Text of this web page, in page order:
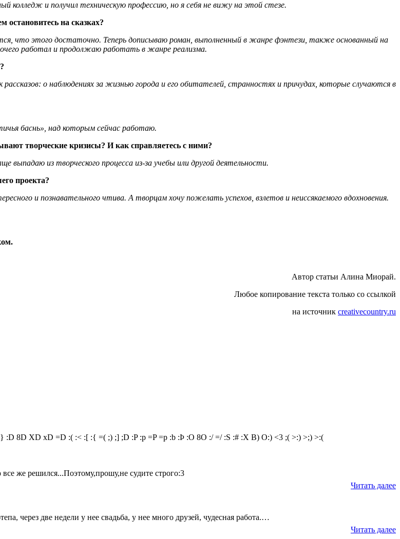
колледж и получил техническую профессию, но я себя не вижу на этой стезе.
на сказках?
что этого достаточно. Теперь дописываю роман, выполненный в жанре фэнтези, также основанный на
работал и продолжаю работать в жанре реализма.
о наблюдениях за жизнью города и его обитателей, странностях и причудах, которые случаются в
баснь», над которым сейчас работаю.
творческие кризисы? И как справляетесь с ними?
выпадаю из творческого процесса из-за учебы или другой деятельности.
проекта?
и познавательного чтива. А творцам хочу пожелать успехов, взлетов и неиссякаемого вдохновения.
Автор статьи Алина Миорай.
Любое копирование текста только со ссылкой
на источник creativecountry.ru
:D 8D XD xD =D :( :< :[ :{ =( ;) ;] ;D :P :p =P =p :b :Þ :O 8O :/ =/ :S :# :X B) O:) <3 ;( >:) >;) >:(
же решился...Поэтому,прошу,не судите строго:3
Читать далее
через две недели у нее свадьба, у нее много друзей, чудесная работа.…
Читать далее